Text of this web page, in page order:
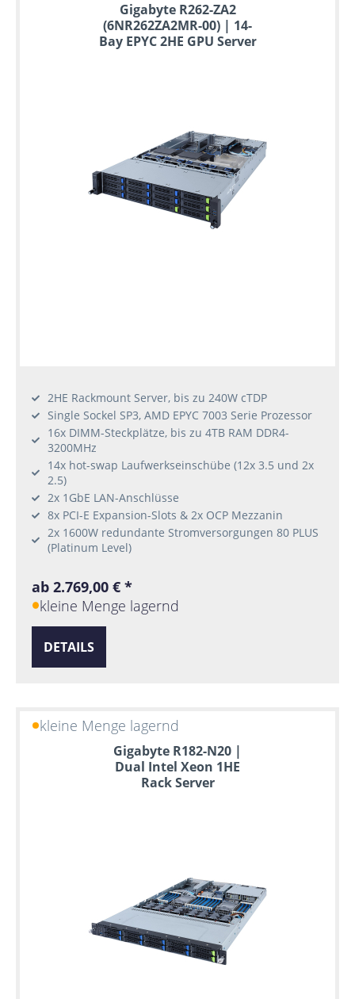
Gigabyte R262-ZA2
(6NR262ZA2MR-00) | 14-
Bay EPYC 2HE GPU Server
2HE Rackmount Server, bis zu 240W cTDP
Single Sockel SP3, AMD EPYC 7003 Serie Prozessor
16x DIMM-Steckplätze, bis zu 4TB RAM DDR4-
3200MHz
14x hot-swap Laufwerkseinschübe (12x 3.5 und 2x
2.5)
2x 1GbE LAN-Anschlüsse
8x PCI-E Expansion-Slots & 2x OCP Mezzanin
2x 1600W redundante Stromversorgungen 80 PLUS
(Platinum Level)
ab 2.769,00 € *
kleine Menge lagernd
DETAILS
kleine Menge lagernd
Gigabyte R182-N20 |
Dual Intel Xeon 1HE
Rack Server